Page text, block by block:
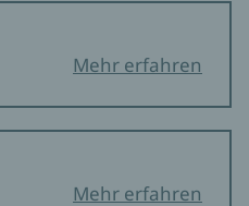
Mehr erfahren
Mehr erfahren